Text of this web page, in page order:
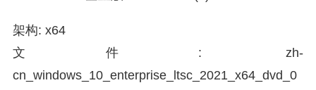
架构: x64
文件: zh-
cn_windows_10_enterprise_ltsc_2021_x64_dvd_0